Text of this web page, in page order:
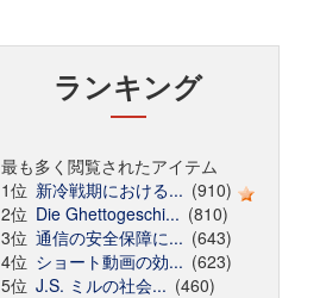
ランキング
最も多く閲覧されたアイテム
1位 新冷戦期における... (910)
2位 Die Ghettogeschi... (810)
3位 通信の安全保障に... (643)
4位 ショート動画の効... (623)
5位 J.S. ミルの社会... (460)